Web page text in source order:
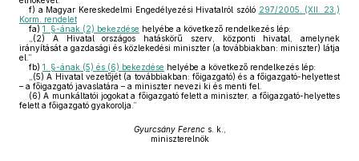
f) a Magyar Kereskedelmi Engedélyezési Hivatalról szóló 297/2005. (XII. 23.)
Korm. rendelet
fa) 1. §-ának (2) bekezdése helyébe a következő rendelkezés lép:
„(2) A Hivatal országos hatáskörű szerv, központi hivatal, amelynek
irányítását a gazdasági és közlekedési miniszter (a továbbiakban: miniszter) látja
el.”
fb) 1. §-ának (5) és (6) bekezdése helyébe a következő rendelkezés lép:
„(5) A Hivatal vezetőjét (a továbbiakban: főigazgató) és a főigazgató-helyettest
– a főigazgató javaslatára – a miniszter nevezi ki és menti fel.
(6) A munkáltatói jogokat a főigazgató felett a miniszter, a főigazgató-helyettes
felett a főigazgató gyakorolja.”
Gyurcsány Ferencs. k.,
miniszterelnök